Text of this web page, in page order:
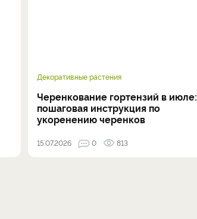
Декоративные растения
Черенкование гортензий в июле:
пошаговая инструкция по
укоренению черенков
15.07.2026 0 813